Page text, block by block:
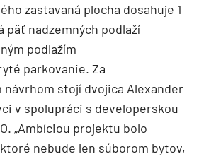
zastavaná plocha dosahuje 1
päť nadzemných podlaží
podlažím
parkovanie. Za
stojí dvojica Alexander
v spolupráci s developerskou
„Ambíciou projektu bolo
nebude len súborom bytov,